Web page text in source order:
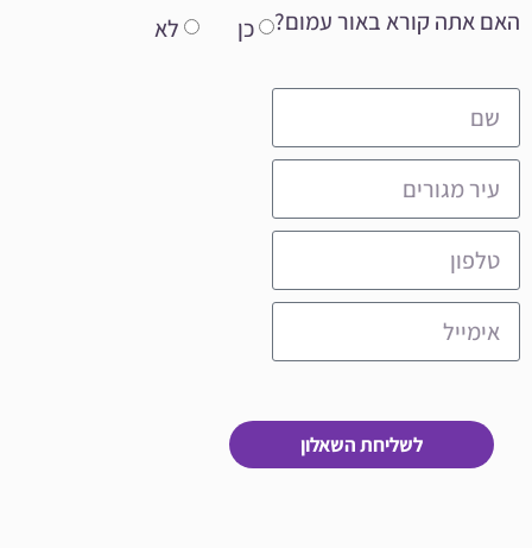
האם אתה קורא באור עמום? כן לא
לשליחת השאלון